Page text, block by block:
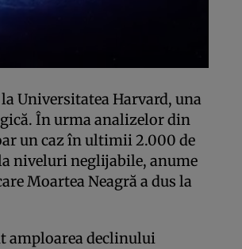
Universitatea Harvard, una
În urma analizelor din
un caz în ultimii 2.000 de
niveluri neglijabile, anume
Moartea Neagră a dus la
amploarea declinului